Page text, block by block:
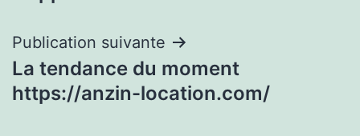
Publication suivante
La tendance du moment
https://anzin-location.com/